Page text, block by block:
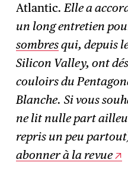
Atlantic. Elle a
un long entretien
sombresqui, depuis
Silicon Valley, ont
couloirs du
Blanche. Si vous
ne lit nulle part
repris un peu
abonner à la revue